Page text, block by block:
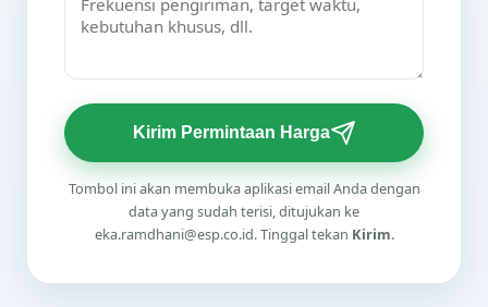
Kirim Permintaan Harga
Tombol ini akan membuka aplikasi email Anda dengan
data yang sudah terisi, ditujukan ke
eka.ramdhani@esp.co.id. Tinggal tekan Kirim.